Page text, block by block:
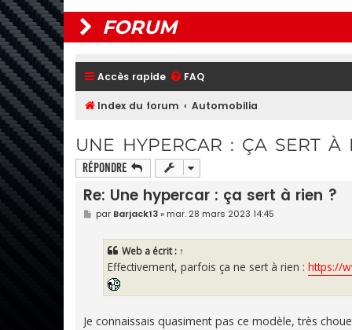
FORUM
Accès rapide FAQ
Index du forum Automobilia
UNE HYPERCAR : ÇA SERT À
Répondre
Re: Une hypercar : ça sert à rien ?
M
e
par Barjack13» mar. 28 mars 2023 14:45
Web a écrit : ↑
Effectivement, parfois ça ne sert à rien : https://
Je connaissais quasiment pas ce modèle, très